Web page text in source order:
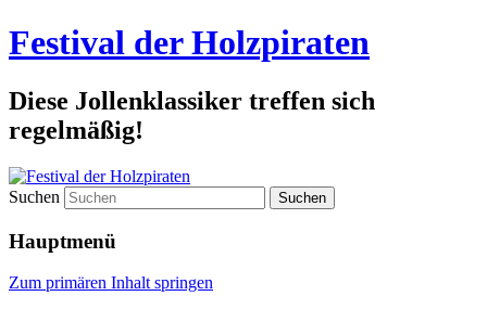
Festival der Holzpiraten
Diese Jollenklassiker treffen sich
regelmäßig!
Suchen
Hauptmenü
Zum primären Inhalt springen